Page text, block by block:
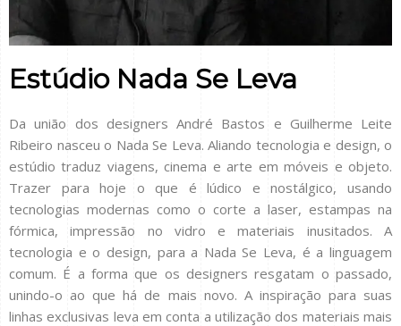
Estúdio Nada Se Leva
Da união dos designers André Bastos e Guilherme Leite
Ribeiro nasceu o Nada Se Leva. Aliando tecnologia e design, o
estúdio traduz viagens, cinema e arte em móveis e objeto.
Trazer para hoje o que é lúdico e nostálgico, usando
tecnologias modernas como o corte a laser, estampas na
fórmica, impressão no vidro e materiais inusitados. A
tecnologia e o design, para a Nada Se Leva, é a linguagem
comum. É a forma que os designers resgatam o passado,
unindo-o ao que há de mais novo. A inspiração para suas
linhas exclusivas leva em conta a utilização dos materiais mais